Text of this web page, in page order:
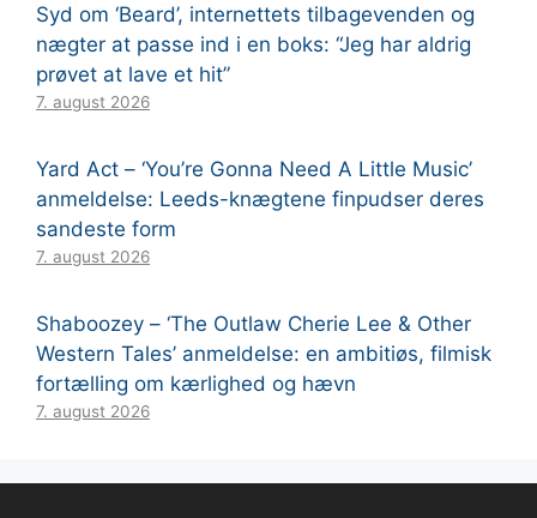
Syd om ‘Beard’, internettets tilbagevenden og
nægter at passe ind i en boks: “Jeg har aldrig
prøvet at lave et hit”
7. august 2026
Yard Act – ‘You’re Gonna Need A Little Music’
anmeldelse: Leeds-knægtene finpudser deres
sandeste form
7. august 2026
Shaboozey – ‘The Outlaw Cherie Lee & Other
Western Tales’ anmeldelse: en ambitiøs, filmisk
fortælling om kærlighed og hævn
7. august 2026